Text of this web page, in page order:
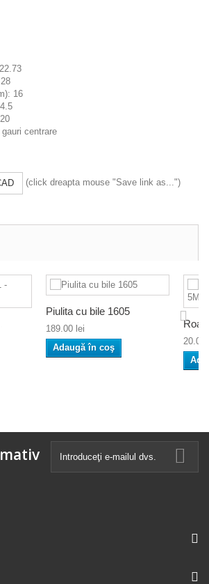
16
centrare
(click dreapta mouse "Save link as...")
Piulita cu bile 1605
189.00 lei
Adaugă în coş
20.00